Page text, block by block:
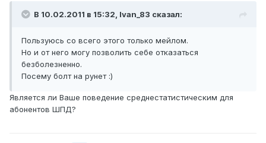
В 10.02.2011 в 15:32, Ivan_83 сказал:
Пользуюсь со всего этого только мейлом.
Но и от него могу позволить себе отказаться
безболезненно.
Посему болт на рунет :)
Является ли Ваше поведение среднестатистическим для
абонентов ШПД?